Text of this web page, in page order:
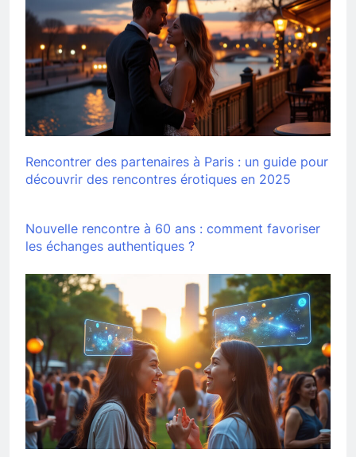
Rencontrer des partenaires à Paris : un guide pour
découvrir des rencontres érotiques en 2025
Nouvelle rencontre à 60 ans : comment favoriser
les échanges authentiques ?